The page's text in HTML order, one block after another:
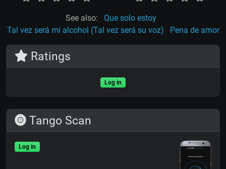
See also:
Que solo estoy
Tal vez será mi alcohol (Tal vez será su voz)
Pena de amor
Ratings
Log in
Tango Scan
Log in